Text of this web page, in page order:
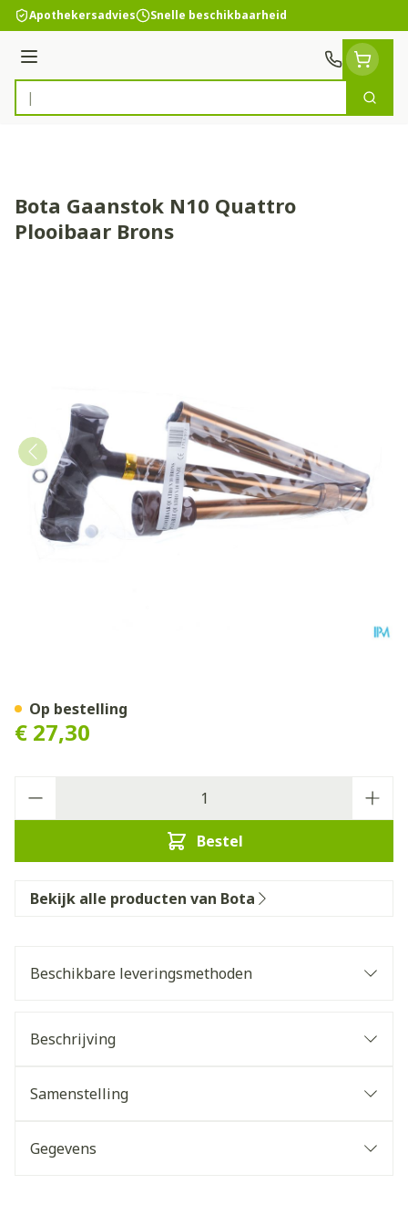
Ga naar de inhoud
Apothekersadvies Snelle beschikbaarheid
Menu
Product, merk, categorie...
Zoek
Bota Gaanstok N10 Quattro
Plooibaar Brons
€ 27,30
Bestel
Op bestelling
Bekijk alle producten van Bota
Beschikbare leveringsmethoden
Beschrijving
Samenstelling
Gegevens